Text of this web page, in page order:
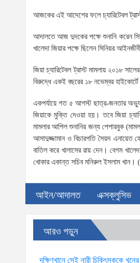
আজকের এই আদেশের ফলে চ্যারিটেবল
আদালতে আজ দুদকের পক্ষে শুনানি করেন
খালেদা জিয়ার পক্ষে ছিলেন সিনিয়র
জিয়া চ্যারিটেবল ট্রাস্ট মামলায় ২০১৮
বিরুদ্ধে একই বছরের ১৮ নভেম্বর
একপর্যায়ে গত ৫ আগস্ট ছাত্র-জনতার
জিয়াকে মুক্তি দেওয়া হয়। তবে জিয়া
মামলার আপিল শুনানির জন্য পেপারবুক
আসাদুজ্জামান ও বিচারপতি সৈয়দ এনায়েত
বাতিল করে খালাসের রায় দেন। বেগম
খোকার একান্ত সচিব মনিরুল ইসলাম খান।
আইন/আদালত এক্সক্লুসিভ
আরও পড়ুন
দক্ষিণখানে সেই নারী চিকিৎসককে